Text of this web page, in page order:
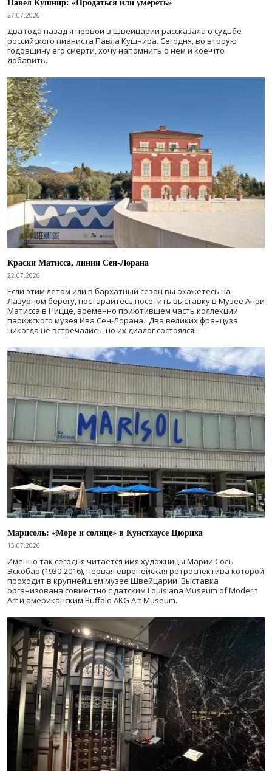
27.07.2026
Два года назад я первой в Швейцарии рассказала о судьбе
российского пианиста Павла Кушнира. Сегодня, во вторую
годовщину его смерти, хочу напомнить о нем и кое-что
добавить.
Краски Матисса, линии Сен-Лорана
22.07.2026
Если этим летом или в бархатный сезон вы окажетесь на
Лазурном берегу, постарайтесь посетить выставку в Музее Анри
Матисса в Ницце, временно приютившем часть коллекции
парижского музея Ива Сен-Лорана. Два великих француза
никогда не встречались, но их диалог состоялся!
Марисоль: «Море и солнце» в Кунстхаусе Цюриха
15.07.2026
Именно так сегодня читается имя художницы Марии Соль
Эскобар (1930-2016), первая европейская ретроспектива которой
проходит в крупнейшем музее Швейцарии. Выставка
организована совместно с датским Louisiana Museum of Modern
Art и американским Buffalo AKG Art Museum.